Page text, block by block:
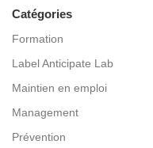
Catégories
Formation
Label Anticipate Lab
Maintien en emploi
Management
Prévention